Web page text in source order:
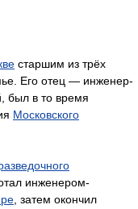
старшим из трёх
Его отец — инженер-
был в то время
Московского
инженером-
, затем окончил